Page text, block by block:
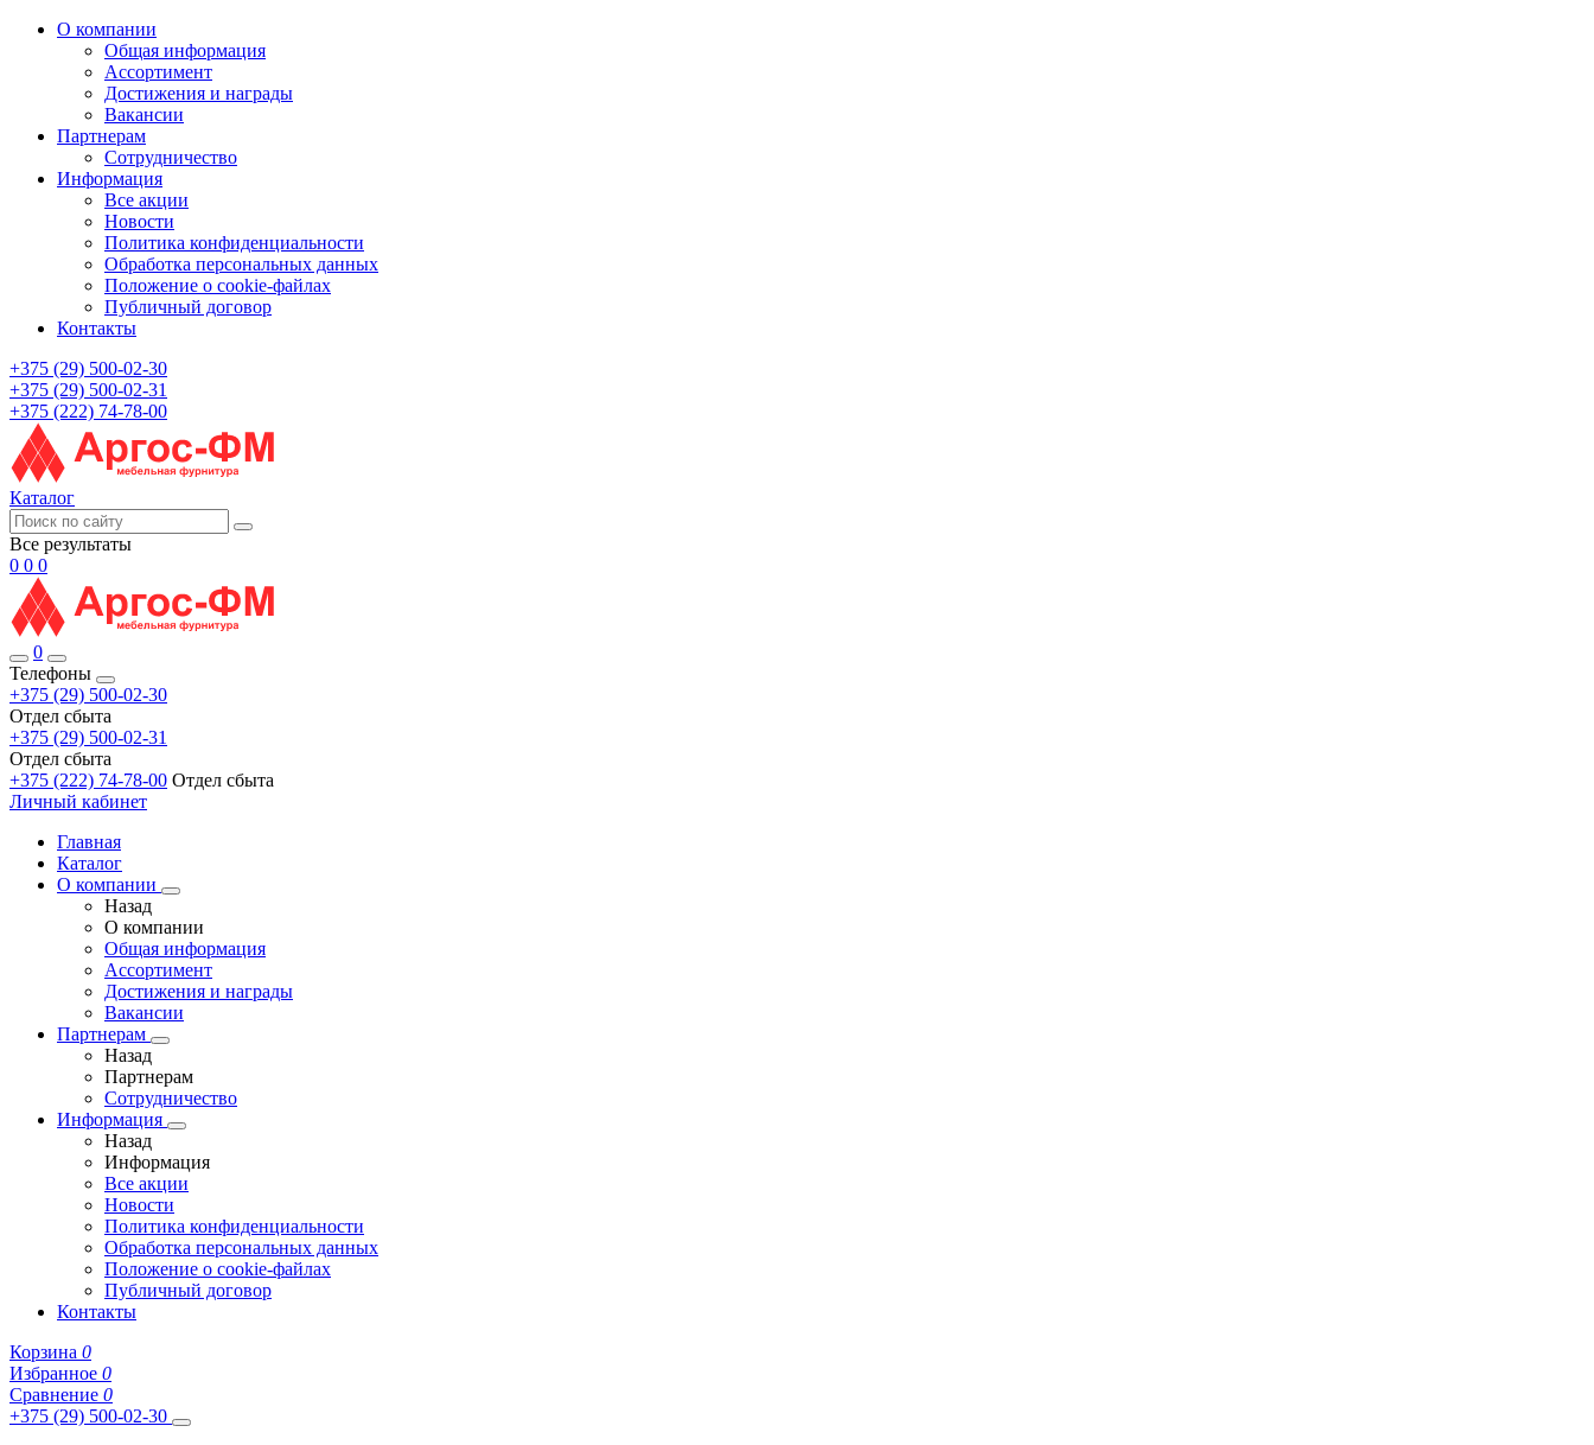
О компании
Общая информация
Ассортимент
Достижения и награды
Вакансии
Партнерам
Сотрудничество
Информация
Все акции
Новости
Политика конфиденциальности
Обработка персональных данных
Положение о cookie-файлах
Публичный договор
Контакты
+375 (29) 500-02-30
+375 (29) 500-02-31
+375 (222) 74-78-00
Каталог
Все результаты
0 0 0
0
Телефоны
+375 (29) 500-02-30
Отдел сбыта
+375 (29) 500-02-31
Отдел сбыта
+375 (222) 74-78-00 Отдел сбыта
Личный кабинет
Главная
Каталог
О компании
Назад
О компании
Общая информация
Ассортимент
Достижения и награды
Вакансии
Партнерам
Назад
Партнерам
Сотрудничество
Информация
Назад
Информация
Все акции
Новости
Политика конфиденциальности
Обработка персональных данных
Положение о cookie-файлах
Публичный договор
Контакты
Корзина 0
Избранное 0
Сравнение 0
+375 (29) 500-02-30